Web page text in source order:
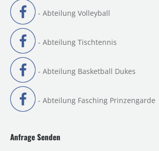
- Abteilung Volleyball
- Abteilung Tischtennis
- Abteilung Basketball Dukes
- Abteilung Fasching Prinzengarde
Anfrage Senden